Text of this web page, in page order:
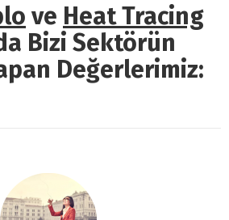
ve Heat Tracing
Bizi Sektörün
Değerlerimiz: